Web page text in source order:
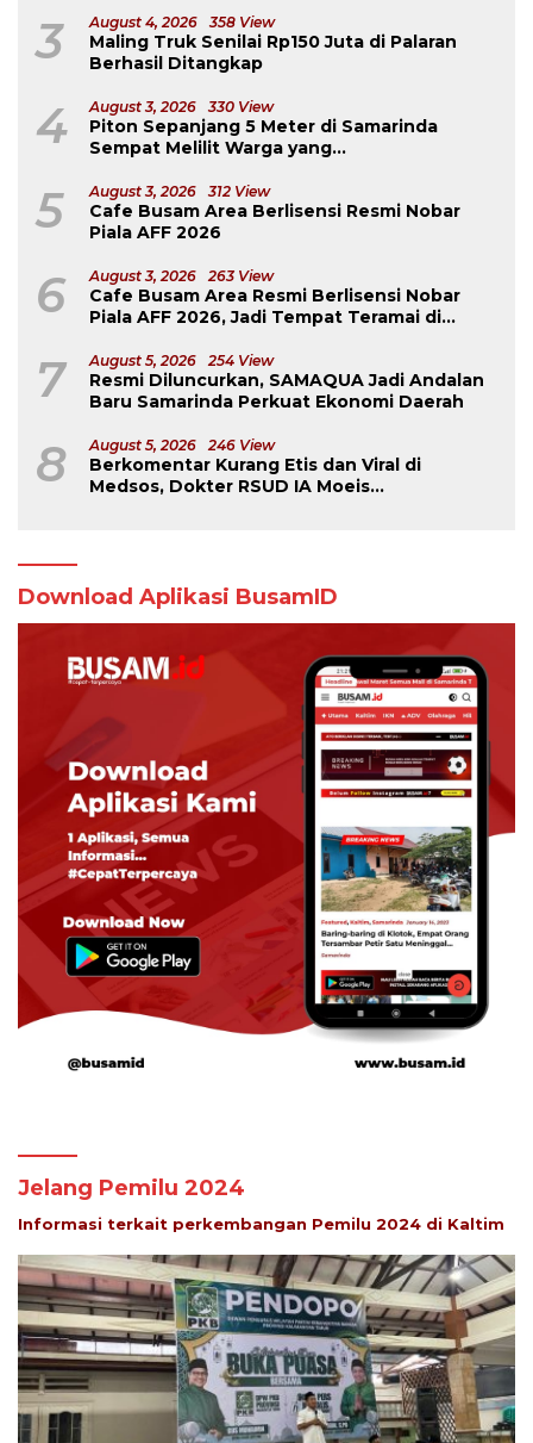
3 August 4, 2026 358 View
Maling Truk Senilai Rp150 Juta di Palaran
Berhasil Ditangkap
4 August 3, 2026 330 View
Piton Sepanjang 5 Meter di Samarinda
Sempat Melilit Warga yang
5 August 3, 2026 312 View
Cafe Busam Area Berlisensi Resmi Nobar
Piala AFF 2026
6 August 3, 2026 263 View
Cafe Busam Area Resmi Berlisensi Nobar
Piala AFF 2026, Jadi Tempat Teramai di
7 August 5, 2026 254 View
Resmi Diluncurkan, SAMAQUA Jadi Andalan
Baru Samarinda Perkuat Ekonomi Daerah
8 August 5, 2026 246 View
Berkomentar Kurang Etis dan Viral di
Medsos, Dokter RSUD IA Moeis
Download Aplikasi BusamID
Jelang Pemilu 2024
Informasi terkait perkembangan Pemilu 2024 di Kaltim